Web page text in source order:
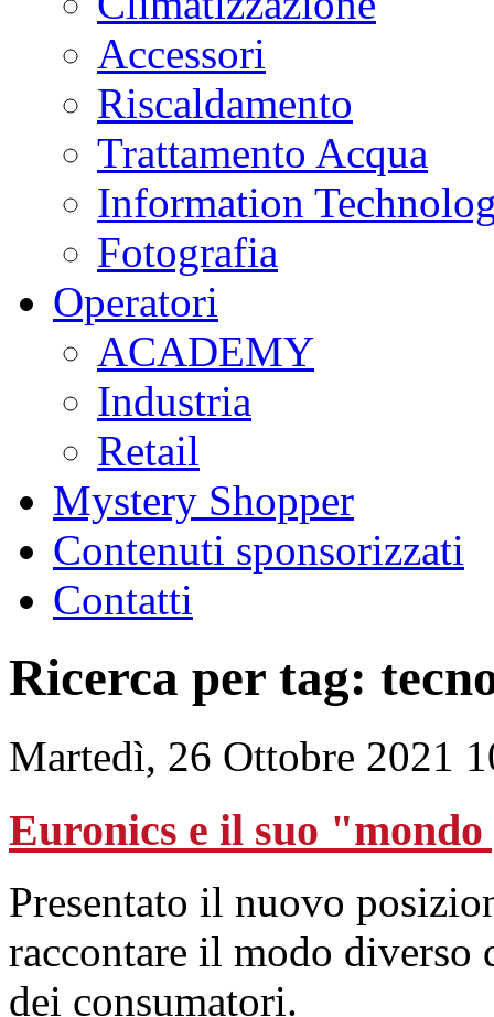
Accessori
Riscaldamento
Trattamento Acqua
Information
Fotografia
Operatori
ACADEMY
Industria
Retail
Mystery Shopper
Contenuti sponsorizzati
Contatti
Ricerca per tag:
Martedì, 26 Ottobre 2021
Euronics e il suo
Presentato il nuovo
raccontare il modo diverso
dei consumatori.